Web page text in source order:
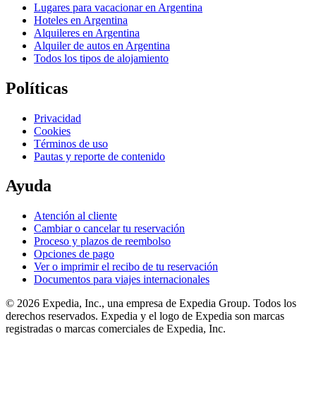
Lugares para vacacionar en Argentina
Hoteles en Argentina
Alquileres en Argentina
Alquiler de autos en Argentina
Todos los tipos de alojamiento
Políticas
Privacidad
Cookies
Términos de uso
Pautas y reporte de contenido
Ayuda
Atención al cliente
Cambiar o cancelar tu reservación
Proceso y plazos de reembolso
Opciones de pago
Ver o imprimir el recibo de tu reservación
Documentos para viajes internacionales
© 2026 Expedia, Inc., una empresa de Expedia Group. Todos los
derechos reservados. Expedia y el logo de Expedia son marcas
registradas o marcas comerciales de Expedia, Inc.